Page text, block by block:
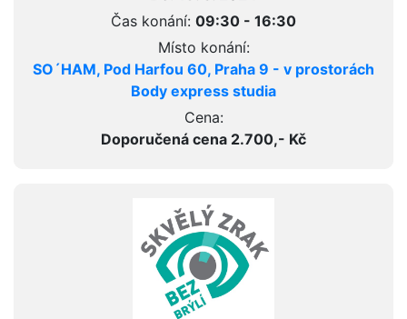
Čas konání: 09:30 - 16:30
Místo konání:
SO´HAM, Pod Harfou 60, Praha 9 - v prostorách
Body express studia
Cena:
Doporučená cena 2.700,- Kč